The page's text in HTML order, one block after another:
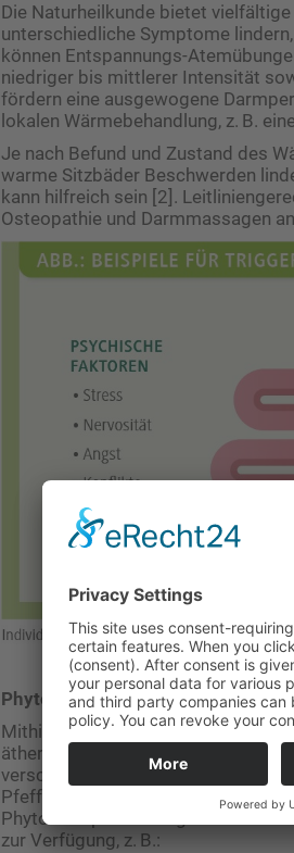
Die Naturheilkunde bietet vielfältige
unterschiedliche Symptome
können Entspannungs-
niedriger bis mittlerer Intensität
fördern eine ausgewogene
lokalen Wärmebehandlung, z. B.
Je nach Befund und Zustand des
warme Sitzbäder Beschwerden
kann hilfreich sein [2].
Osteopathie und Darmmassagen
Phytotherapie
Mithilfe der Phytotherapie kann die
ätherische Pflanzenöle bei
verschaffen. Kamillenblüten, Anis-,
Pfefferminzblätter und -öl enthalten
Phytotherapeutika angewendet
zur Verfügung, z. B.: